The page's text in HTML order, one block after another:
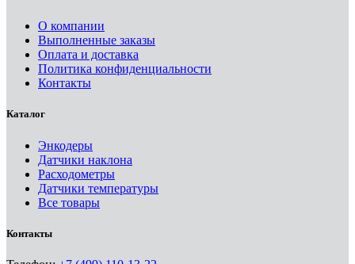
О компании
Выполненные заказы
Оплата и доставка
Политика конфиденциальности
Контакты
Каталог
Энкодеры
Датчики наклона
Расходометры
Датчики температуры
Все товары
Контакты